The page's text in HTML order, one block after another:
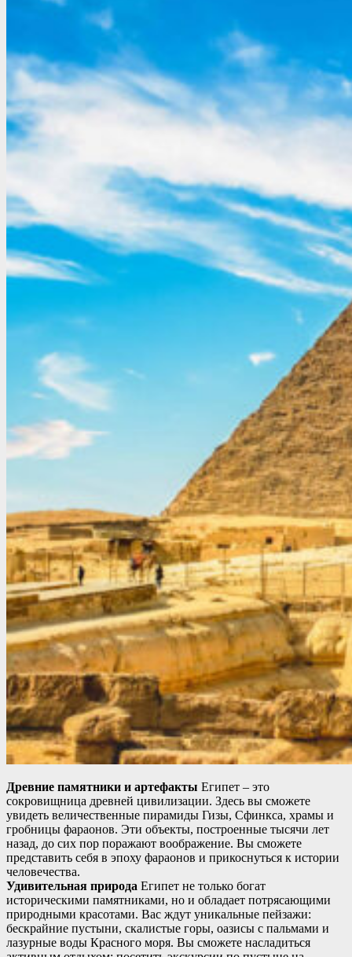
Древние памятники и артефакты Египет – это
сокровищница древней цивилизации. Здесь вы сможете
увидеть величественные пирамиды Гизы, Сфинкса, храмы и
гробницы фараонов. Эти объекты, построенные тысячи лет
назад, до сих пор поражают воображение. Вы сможете
представить себя в эпоху фараонов и прикоснуться к истории
человечества.
Удивительная природа Египет не только богат
историческими памятниками, но и обладает потрясающими
природными красотами. Вас ждут уникальные пейзажи:
бескрайние пустыни, скалистые горы, оазисы с пальмами и
лазурные воды Красного моря. Вы сможете насладиться